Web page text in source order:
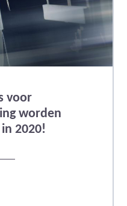
voor
worden
2020!